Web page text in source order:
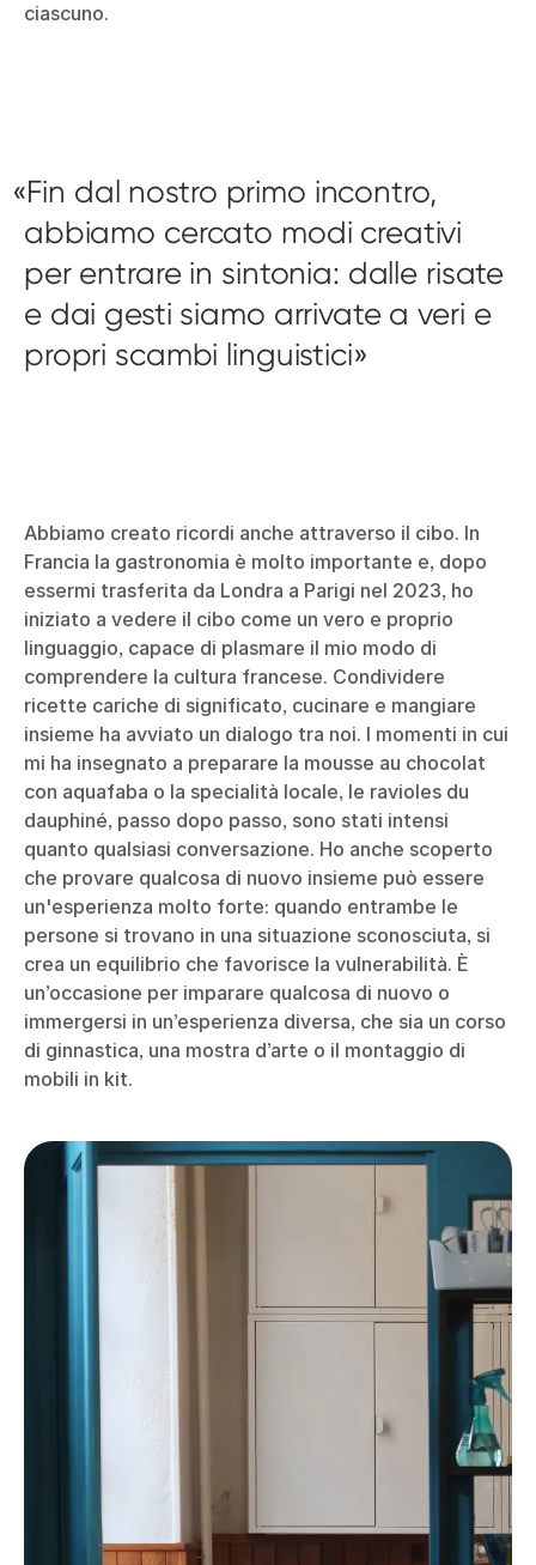
ciascuno.
Fin dal nostro primo incontro,
abbiamo cercato modi creativi
per entrare in sintonia: dalle risate
e dai gesti siamo arrivate a veri e
propri scambi linguistici
Abbiamo creato ricordi anche attraverso il cibo. In
Francia la gastronomia è molto importante e, dopo
essermi trasferita da Londra a Parigi nel 2023, ho
iniziato a vedere il cibo come un vero e proprio
linguaggio, capace di plasmare il mio modo di
comprendere la cultura francese. Condividere
ricette cariche di significato, cucinare e mangiare
insieme ha avviato un dialogo tra noi. I momenti in cui
mi ha insegnato a preparare la mousse au chocolat
con aquafaba o la specialità locale, le ravioles du
dauphiné, passo dopo passo, sono stati intensi
quanto qualsiasi conversazione. Ho anche scoperto
che provare qualcosa di nuovo insieme può essere
un'esperienza molto forte: quando entrambe le
persone si trovano in una situazione sconosciuta, si
crea un equilibrio che favorisce la vulnerabilità. È
un’occasione per imparare qualcosa di nuovo o
immergersi in un’esperienza diversa, che sia un corso
di ginnastica, una mostra d’arte o il montaggio di
mobili in kit.